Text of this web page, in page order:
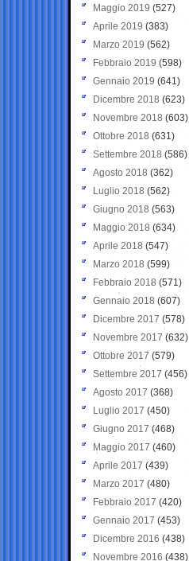
Maggio 2019 (527)
Aprile 2019 (383)
Marzo 2019 (562)
Febbraio 2019 (598)
Gennaio 2019 (641)
Dicembre 2018 (623)
Novembre 2018 (603)
Ottobre 2018 (631)
Settembre 2018 (586)
Agosto 2018 (362)
Luglio 2018 (562)
Giugno 2018 (563)
Maggio 2018 (634)
Aprile 2018 (547)
Marzo 2018 (599)
Febbraio 2018 (571)
Gennaio 2018 (607)
Dicembre 2017 (578)
Novembre 2017 (632)
Ottobre 2017 (579)
Settembre 2017 (456)
Agosto 2017 (368)
Luglio 2017 (450)
Giugno 2017 (468)
Maggio 2017 (460)
Aprile 2017 (439)
Marzo 2017 (480)
Febbraio 2017 (420)
Gennaio 2017 (453)
Dicembre 2016 (438)
Novembre 2016 (438)